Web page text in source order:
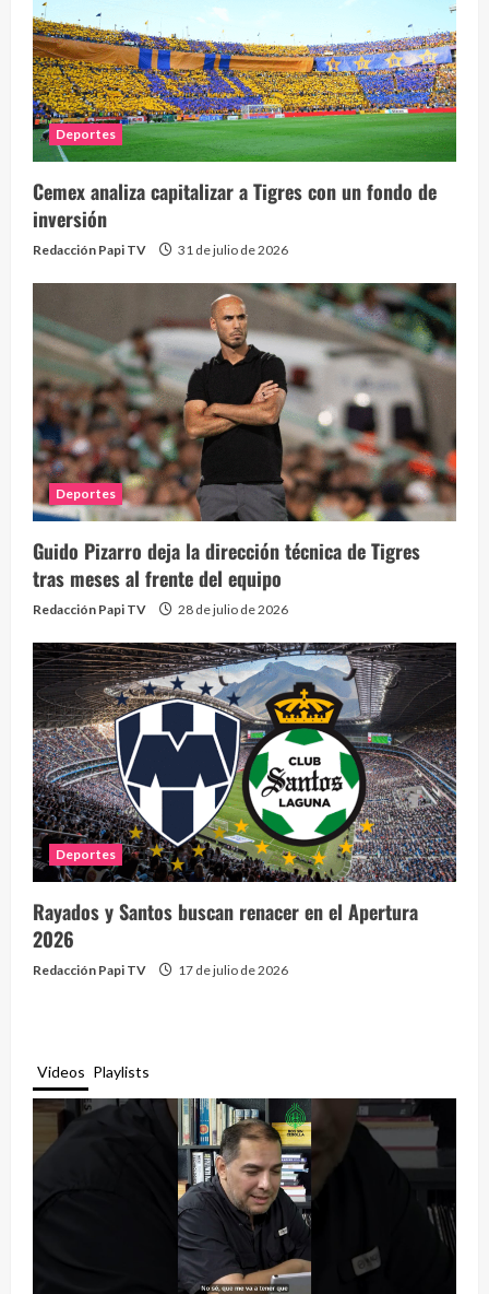
Deportes
Cemex analiza capitalizar a Tigres con un fondo de
inversión
Redacción Papi TV 31 de julio de 2026
Deportes
Guido Pizarro deja la dirección técnica de Tigres
tras meses al frente del equipo
Redacción Papi TV 28 de julio de 2026
Deportes
Rayados y Santos buscan renacer en el Apertura
2026
Redacción Papi TV 17 de julio de 2026
Videos Playlists